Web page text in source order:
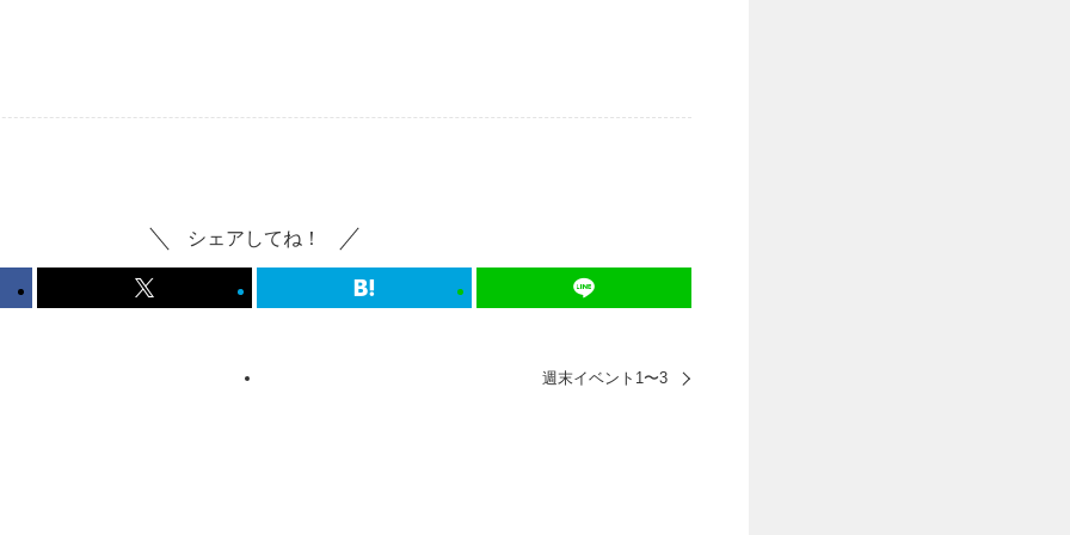
シェアしてね！
週末イベント1〜3